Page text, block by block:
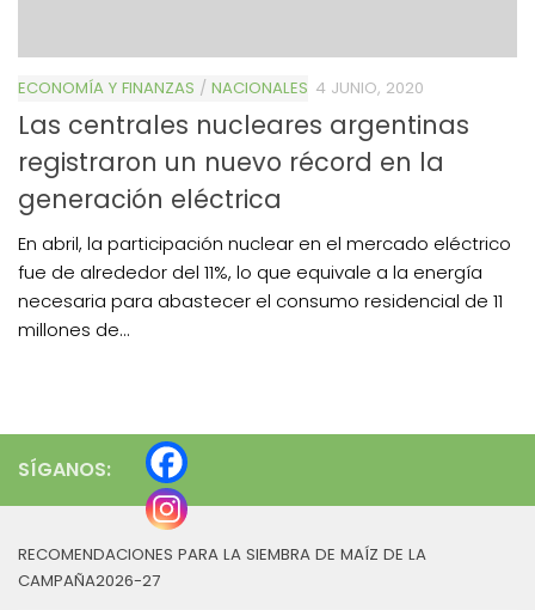
ECONOMÍA Y FINANZAS / NACIONALES 4 JUNIO, 2020
Las centrales nucleares argentinas
registraron un nuevo récord en la
generación eléctrica
En abril, la participación nuclear en el mercado eléctrico
fue de alrededor del 11%, lo que equivale a la energía
necesaria para abastecer el consumo residencial de 11
millones de...
SÍGANOS:
RECOMENDACIONES PARA LA SIEMBRA DE MAÍZ DE LA
CAMPAÑA2026-27